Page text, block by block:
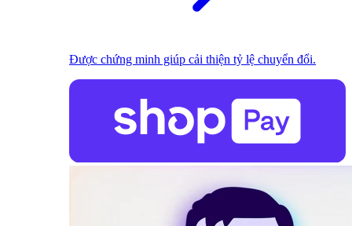
Được chứng minh giúp cải thiện tỷ lệ chuyển đổi.